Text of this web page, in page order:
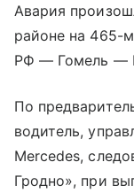
Авария
районе на 465-
РФ — Гомель —
По
водитель,
Mercedes,
Гродно», при